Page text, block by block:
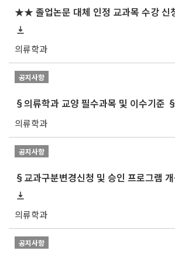
의류학과
공지사항
§의류학과 교양 필수과목 및 이수기준 §
의류학과
공지사항
의류학과
공지사항